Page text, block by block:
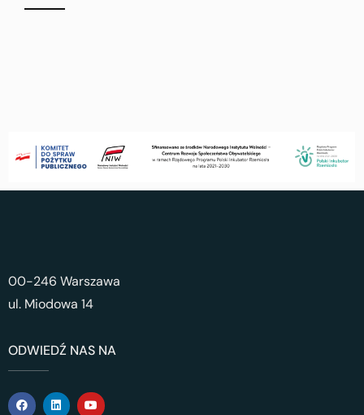
00-246 Warszawa
ul. Miodowa 14
ODWIEDŹ NAS NA